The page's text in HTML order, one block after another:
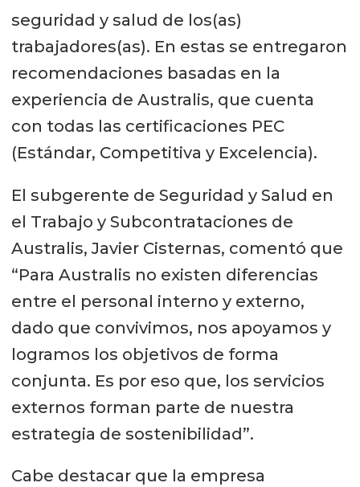
seguridad y salud de los(as)
trabajadores(as). En estas se entregaron
recomendaciones basadas en la
experiencia de Australis, que cuenta
con todas las certificaciones PEC
(Estándar, Competitiva y Excelencia).
El subgerente de Seguridad y Salud en
el Trabajo y Subcontrataciones de
Australis, Javier Cisternas, comentó que
“Para Australis no existen diferencias
entre el personal interno y externo,
dado que convivimos, nos apoyamos y
logramos los objetivos de forma
conjunta. Es por eso que, los servicios
externos forman parte de nuestra
estrategia de sostenibilidad”.
Cabe destacar que la empresa